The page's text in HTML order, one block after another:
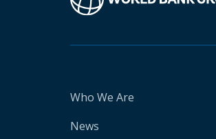
Who We Are
News